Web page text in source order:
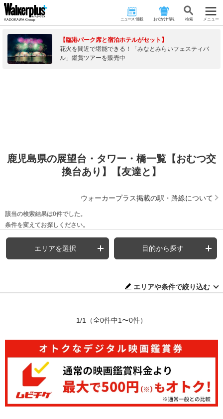
ニュース･連載 おでかけ情報 検 索 メニュー
【臨港パーク席と宿泊ホテルがセット】
花火を間近で堪能できる！「みなとみらいフェスティバ
ル」鑑賞ツアーを販売中
鹿児島県の展望台・タワー・橋一覧【おむつ交
換台あり】【友達と】
ウォーカープラス掲載の駅・路線について
該当の検索結果は0件でした。
条件を変えてお探しください。
エリアを選択 目的から探す
エリアや条件で絞り込む
1/1 （全0件中1〜0件）